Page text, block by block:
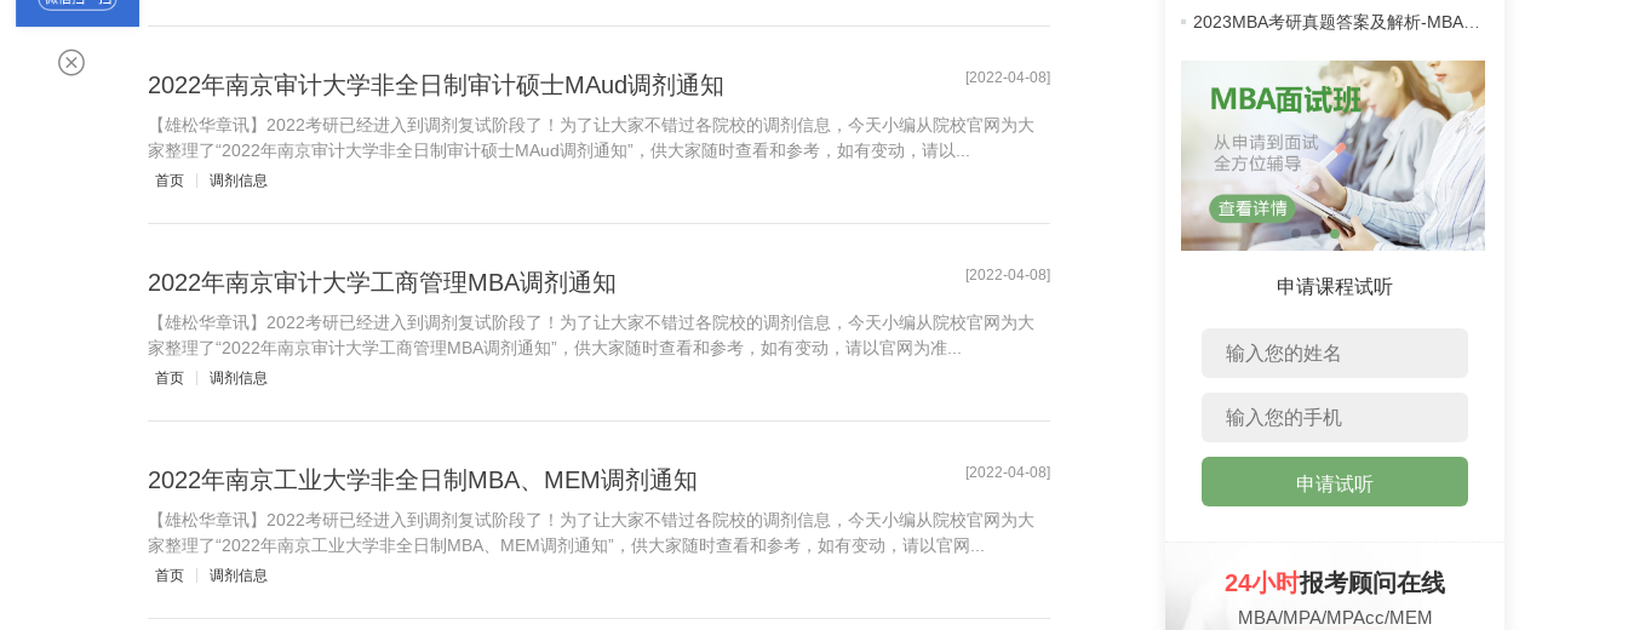
2022年南京审计大学非全日制审计硕士MAud调剂通知 [2022-04-08]
【雄松华章讯】2022考研已经进入到调剂复试阶段了！为了让大家不错过各院校的调剂信息，今天小编从院校官网为大
家整理了“2022年南京审计大学非全日制审计硕士MAud调剂通知”，供大家随时查看和参考，如有变动，请以...
首页 调剂信息
2022年南京审计大学工商管理MBA调剂通知 [2022-04-08]
【雄松华章讯】2022考研已经进入到调剂复试阶段了！为了让大家不错过各院校的调剂信息，今天小编从院校官网为大
家整理了“2022年南京审计大学工商管理MBA调剂通知”，供大家随时查看和参考，如有变动，请以官网为准...
首页 调剂信息
2022年南京工业大学非全日制MBA、MEM调剂通知 [2022-04-08]
【雄松华章讯】2022考研已经进入到调剂复试阶段了！为了让大家不错过各院校的调剂信息，今天小编从院校官网为大
家整理了“2022年南京工业大学非全日制MBA、MEM调剂通知”，供大家随时查看和参考，如有变动，请以官网...
首页 调剂信息
2023MBA考研真题答案及解析-MBA逻辑真题解析（雄松华章文字版）
申请课程试听
申请试听
24小时报考顾问在线
MBA/MPA/MPAcc/MEM